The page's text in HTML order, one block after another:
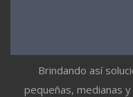
Brindando así
pequeñas, medianas